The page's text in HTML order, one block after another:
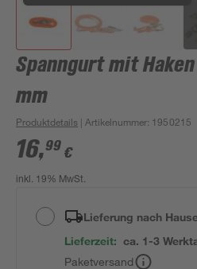
Spanngurt mit
mm
Produktdetails | Artikelnummer: 1950215
16,99 €
inkl. 19% MwSt.
Lieferung nach
Lieferzeit: ca. 1-3
Paketversand